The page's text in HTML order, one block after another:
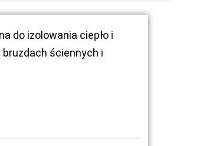
do izolowania ciepło i
ściennych i